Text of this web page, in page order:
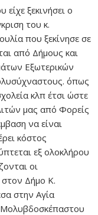
ξεκινήσει ο
του κ.
που ξεκίνησε σε
από Δήμους και
Εξωτερικών
όπως
κλπ έτσι ώστε
μας από Φορείς
να είναι
κόστος
εξ ολοκλήρου
οι
στον Δήμο Κ.
στην Αγία